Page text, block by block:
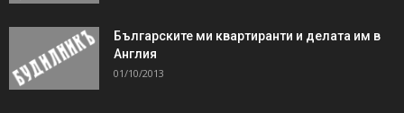
Българските ми квартиранти и делата им в
Англия
01/10/2013